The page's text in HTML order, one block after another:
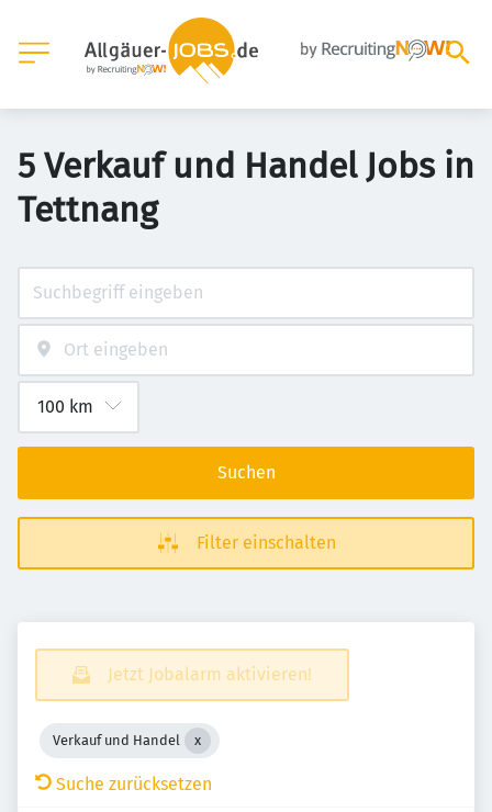
5 Verkauf und Handel Jobs in
Tettnang
Suchen
Filter einschalten
Jetzt Jobalarm aktivieren!
Verkauf und Handel
Suche zurücksetzen